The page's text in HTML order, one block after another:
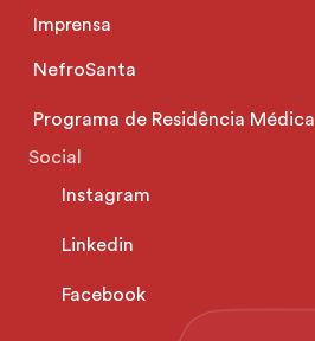
Imprensa
NefroSanta
Programa de Residência Médica
Social
Instagram
Linkedin
Facebook